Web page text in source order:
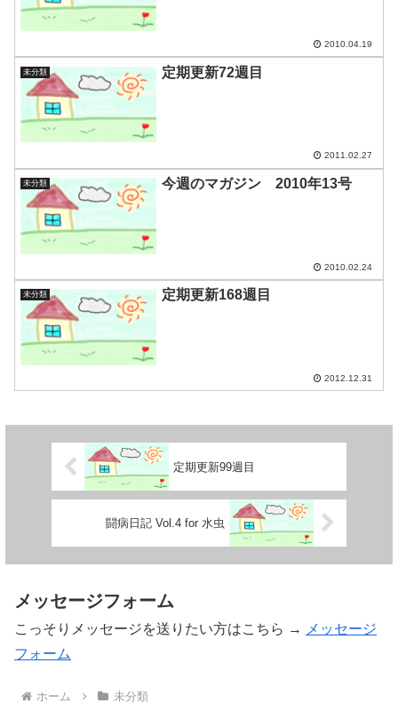
2010.04.19
未分類 定期更新72週目
2011.02.27
未分類 今週のマガジン 2010年13号
2010.02.24
未分類 定期更新168週目
2012.12.31
定期更新99週目
闘病日記 Vol.4 for 水虫
メッセージフォーム
こっそりメッセージを送りたい方はこちら →
メッセージ
フォーム
ホーム 未分類